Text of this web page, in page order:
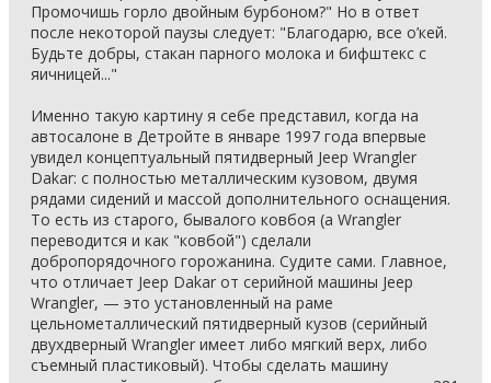
Промочишь горло двойным бурбоном?" Но в ответ
после некоторой паузы следует: "Благодарю, все о’кей.
Будьте добры, стакан парного молока и бифштекс с
яичницей..."
Именно такую картину я себе представил, когда на
автосалоне в Детройте в январе 1997 года впервые
увидел концептуальный пятидверный Jeep Wrangler
Dakar: с полностью металлическим кузовом, двумя
рядами сидений и массой дополнительного оснащения.
То есть из старого, бывалого ковбоя (а Wrangler
переводится и как "ковбой") сделали
добропорядочного горожанина. Судите сами. Главное,
что отличает Jeep Dakar от серийной машины Jeep
Wrangler, — это установленный на раме
цельнометаллический пятидверный кузов (серийный
двухдверный Wrangler имеет либо мягкий верх, либо
съемный пластиковый). Чтобы сделать машину